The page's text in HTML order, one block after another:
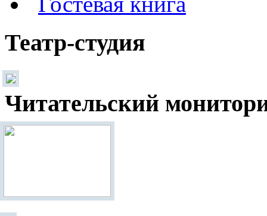
Театр-студия
Читательский